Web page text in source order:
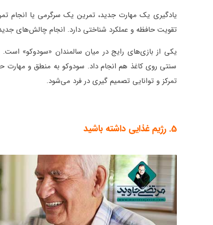
یادگیری یک مهارت جدید، تمرین یک سرگرمی یا انجام
تقویت حافظه و عملکرد شناختی دارد. انجام چالش‌های
یکی از بازی‌های رایج در میان سالمندان «سودوکو»
سنتی روی کاغذ هم انجام داد. سودوکو به منطق و مهارت
تمرکز و توانایی تصمیم گیری در فرد می‌شود.
5. رژیم غذایی داشته باشید